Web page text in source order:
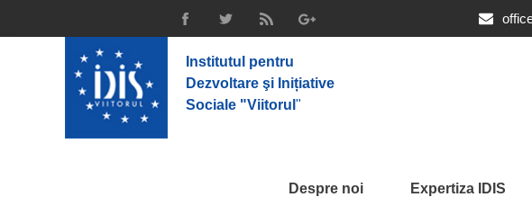
Institutul pentru
Dezvoltare şi Inițiative
Sociale "Viitorul "
Despre noi Expertiza IDIS